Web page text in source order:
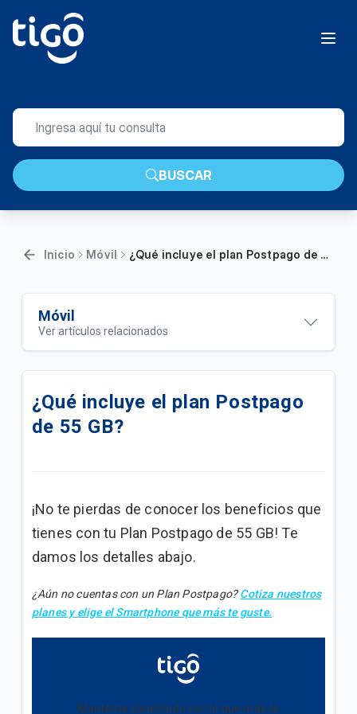
BUSCAR
Inicio Móvil ¿Qué incluye el plan Postpago de 55 GB?
Móvil
Ver artículos relacionados
Cómo activar el Roaming en tu iPhone.
Cómo activar el Roaming en tu Android.
Encuentra soporte para tus servicios móviles
Postpago
Consulta sobre tu factura y métodos de pago
Quisiera pedir un teléfono con mi plan, ¿qué debo
¿Qué incluye el plan Postpago
de 55 GB?
¡No te pierdas de conocer los beneficios que
tienes con tu Plan Postpago de 55 GB! Te
damos los detalles abajo.
¿Aún no cuentas con un Plan Postpago?Cotiza nuestros
planes y elige el Smartphone que más te guste.
Mantente conectado con lo que más te